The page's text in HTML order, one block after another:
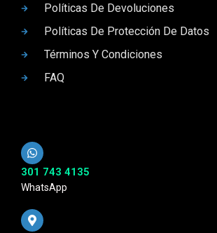
Políticas De Devoluciones
Políticas De Protección De Datos
Términos Y Condiciones
FAQ
301 743 4135
WhatsApp